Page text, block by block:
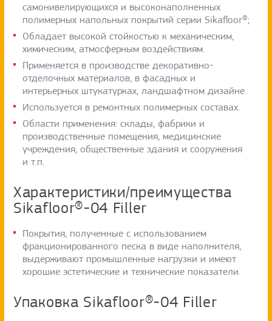
самонивелирующихся и высоконаполненных
полимерных напольных покрытий серии Sikafloor®;
Обладает высокой стойкостью к механическим,
химическим, атмосферным воздействиям.
Применяется в производстве декоративно-
отделочных материалов, в фасадных и
интерьерных штукатурках, ландшафтном дизайне.
Используется в ремонтных полимерных составах.
Области применения: склады, фабрики и
производственные помещения, медицинские
учреждения, общественные здания и сооружения
и т.п.
Характеристики/преимущества
Sikafloor®-04 Filler
Покрытия, полученные с использованием
фракционированного песка в виде наполнителя,
выдерживают промышленные нагрузки и имеют
хорошие эстетические и технические показатели.
Упаковка Sikafloor®-04 Filler